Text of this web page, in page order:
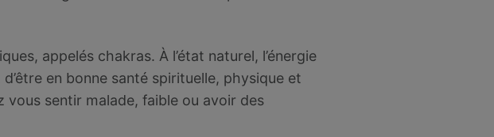
appelés chakras. À l’état naturel, l’énergie
en bonne santé spirituelle, physique et
vous sentir malade, faible ou avoir des